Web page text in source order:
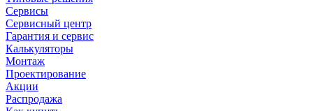
Сервисы
Сервисный центр
Гарантия и сервис
Калькуляторы
Монтаж
Проектирование
Акции
Распродажа